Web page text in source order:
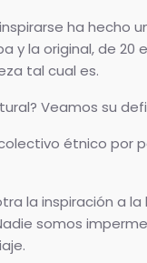
ha hecho
la original, de 20
tal cual es.
Veamos su
étnico por
la inspiración a
somos